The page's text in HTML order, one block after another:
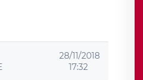
28/11/2018
17:32